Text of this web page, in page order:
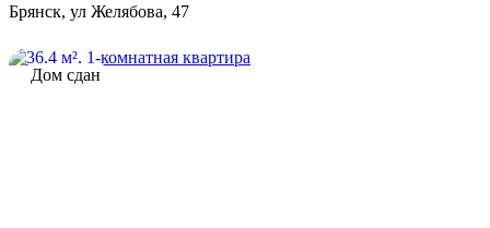
Брянск, ул Желябова, 47
Дом сдан